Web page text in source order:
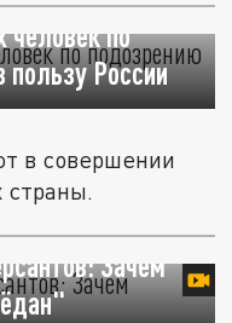
по
пользу России
в совершении
страны.
Зачем